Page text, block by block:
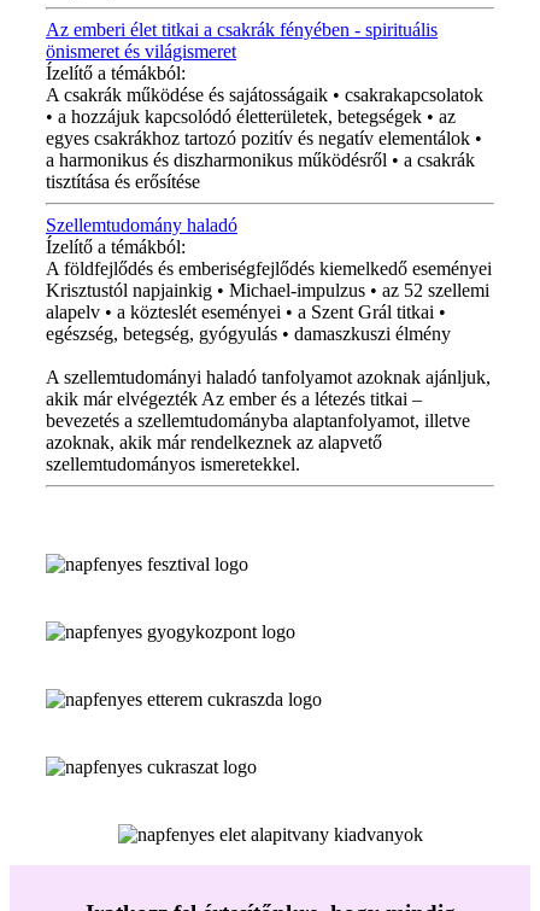
Az emberi élet titkai a csakrák fényében - spirituális
önismeret és világismeret
Ízelítő a témákból:
A csakrák működése és sajátosságaik • csakrakapcsolatok
• a hozzájuk kapcsolódó életterületek, betegségek • az
egyes csakrákhoz tartozó pozitív és negatív elementálok •
a harmonikus és diszharmonikus működésről • a csakrák
tisztítása és erősítése
Szellemtudomány haladó
Ízelítő a témákból:
A földfejlődés és emberiségfejlődés kiemelkedő eseményei
Krisztustól napjainkig • Michael-impulzus • az 52 szellemi
alapelv • a közteslét eseményei • a Szent Grál titkai •
egészség, betegség, gyógyulás • damaszkuszi élmény
A szellemtudományi haladó tanfolyamot azoknak ajánljuk,
akik már elvégezték Az ember és a létezés titkai –
bevezetés a szellemtudományba alaptanfolyamot, illetve
azoknak, akik már rendelkeznek az alapvető
szellemtudományos ismeretekkel.